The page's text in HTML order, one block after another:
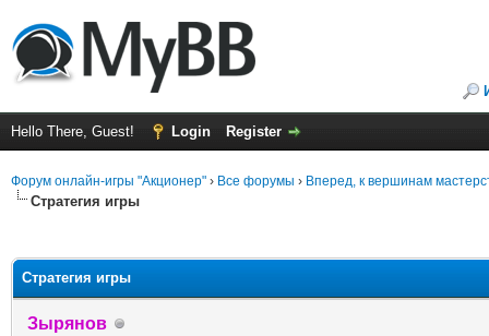
Hello There, Guest! Login Register
Форум онлайн-игры "Акционер" › Все форумы › Вперед, к вершинам
Стратегия игры
Стратегия игры
Зырянов